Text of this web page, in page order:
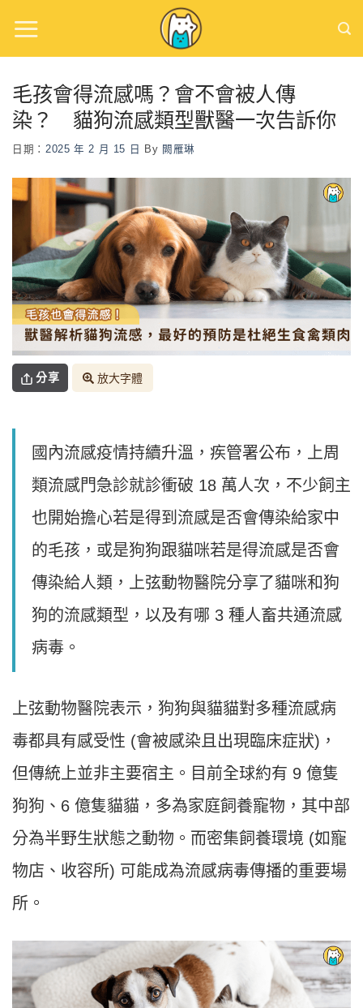
content
毛孩會得流感嗎？會不會被人傳
染？ 貓狗流感類型獸醫一次告訴你
日期： 2025 年 2 月 15 日 By 闕雁琳
分享 放大字體
國內流感疫情持續升溫，疾管署公布，上周
類流感門急診就診衝破 18 萬人次，不少飼主
也開始擔心若是得到流感是否會傳染給家中
的毛孩，或是狗狗跟貓咪若是得流感是否會
傳染給人類，上弦動物醫院分享了貓咪和狗
狗的流感類型，以及有哪 3 種人畜共通流感
病毒。
上弦動物醫院表示，狗狗與貓貓對多種流感病
毒都具有感受性 (會被感染且出現臨床症狀)，
但傳統上並非主要宿主。目前全球約有 9 億隻
狗狗、6 億隻貓貓，多為家庭飼養寵物，其中部
分為半野生狀態之動物。而密集飼養環境 (如寵
物店、收容所) 可能成為流感病毒傳播的重要場
所。